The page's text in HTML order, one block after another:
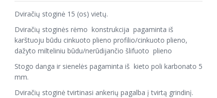
Dviračių stoginė 15 (os) vietų.
Dviračių stoginės rėmo konstrukcija pagaminta iš
karštuoju būdu cinkuoto plieno profilio/cinkuoto plieno,
dažyto milteliniu būdu/nerūdijančio šlifuoto plieno
Stogo danga ir sienelės pagaminta iš kieto poli karbonato 5
mm.
Dviračių stoginė tvirtinasi ankerių pagalba į tvirtą grindinį.